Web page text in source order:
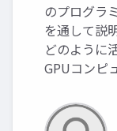
のプログラ
を通して説
どのように
GPUコンピ